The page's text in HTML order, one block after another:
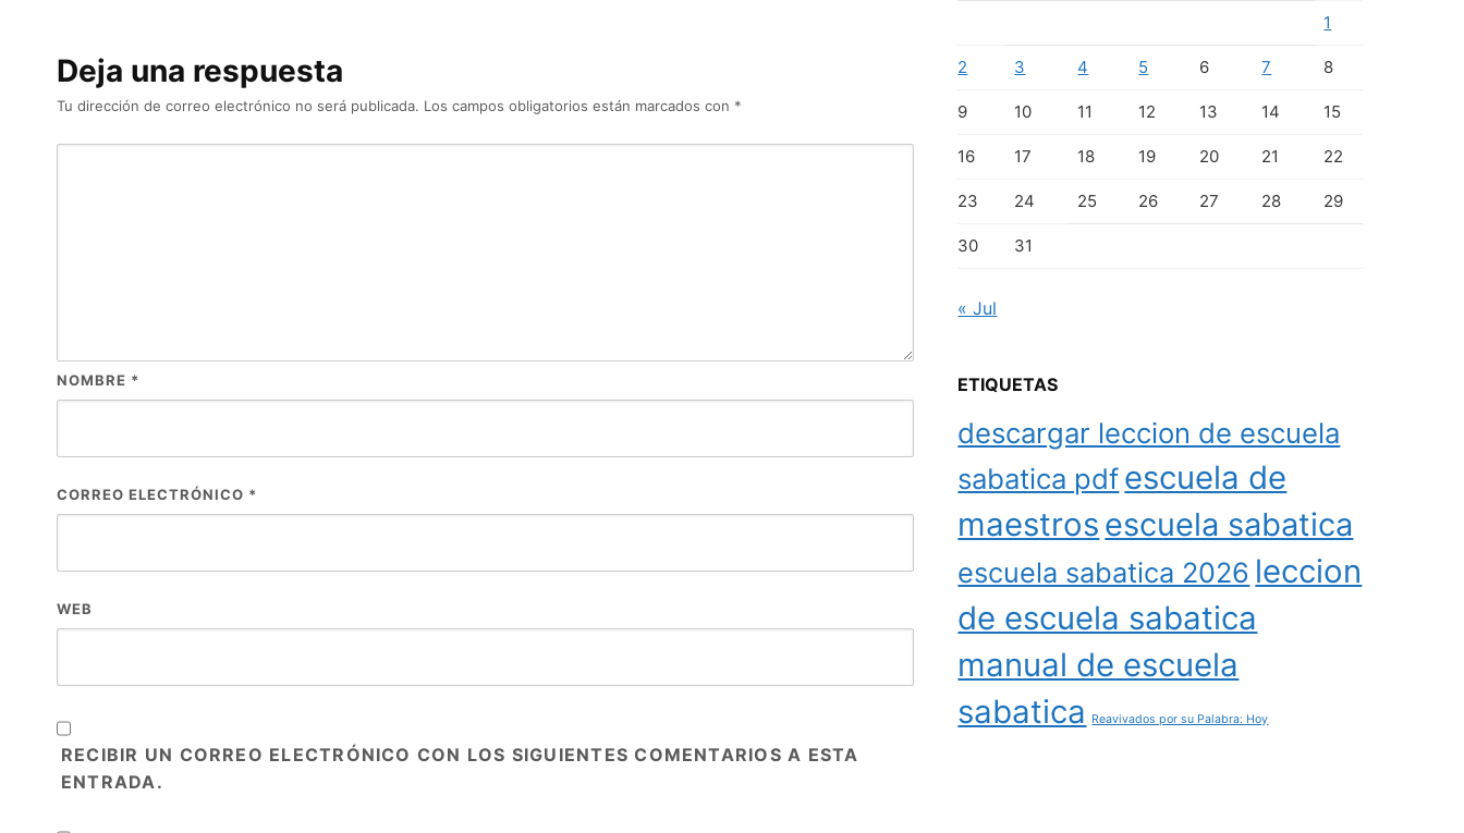
Deja una respuesta
Tu dirección de correo electrónico no será publicada. Los campos obligatorios están marcados con *
NOMBRE *
CORREO ELECTRÓNICO *
WEB
RECIBIR UN CORREO ELECTRÓNICO CON LOS SIGUIENTES COMENTARIOS A ESTA
ENTRADA.
1
2 3 4 5 6 7 8
9 10 11 12 13 14 15
16 17 18 19 20 21 22
23 24 25 26 27 28 29
30 31
« Jul
ETIQUETAS
descargar leccion de escuela
sabatica pdfescuela de
maestros escuela sabatica
escuela sabatica 2026 leccion
de escuela sabatica
manual de escuela
sabatica
Reavivados por su Palabra: Hoy